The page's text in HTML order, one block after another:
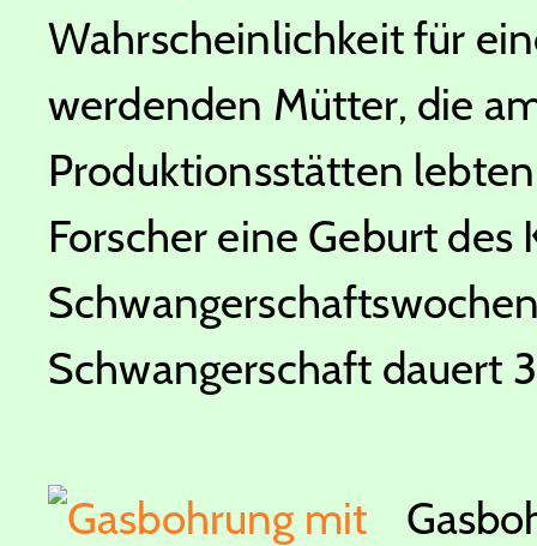
Wahrscheinlichkeit für
werdenden Mütter, die
Produktionsstätten
Forscher eine Geburt des
Schwangerschaft dauert